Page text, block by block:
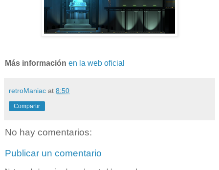
Más información en la web oficial
retroManiac at 8:50
Compartir
No hay comentarios:
Publicar un comentario